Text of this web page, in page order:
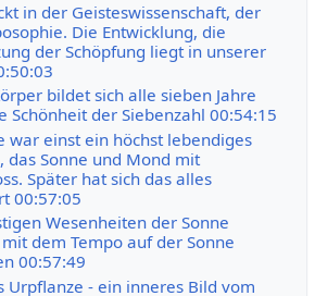
in der Geisteswissenschaft, der
Die Entwicklung, die
der Schöpfung liegt in unserer
bildet sich alle sieben Jahre
Schönheit der Siebenzahl 00:54:15
war einst ein höchst lebendiges
das Sonne und Mond mit
Später hat sich das alles
00:57:05
Wesenheiten der Sonne
dem Tempo auf der Sonne
00:57:49
Urpflanze - ein inneres Bild vom